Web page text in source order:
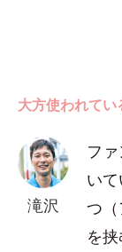
大方使われて
滝沢
フ
い
つ
を